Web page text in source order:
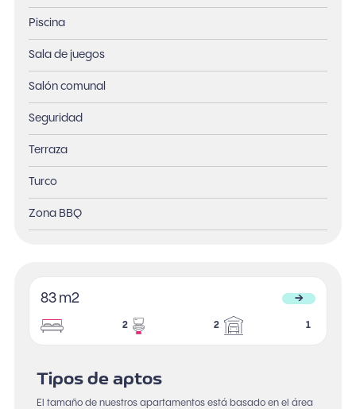
Piscina
Sala de juegos
Salón comunal
Seguridad
Terraza
Turco
Zona BBQ
83 m2 →
2 2 1
Tipos de aptos
El tamaño de nuestros apartamentos está basado en el área